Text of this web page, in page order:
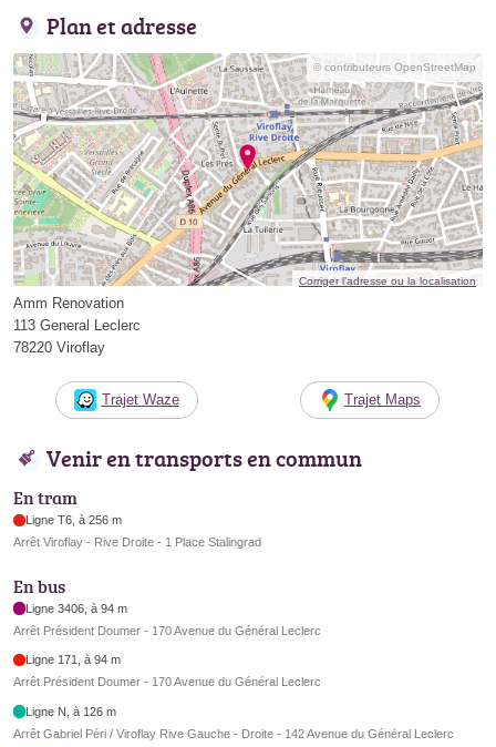
Plan et adresse
© contributeurs OpenStreetMap
Corriger l’adresse ou la localisation
Amm Renovation
113 General Leclerc
78220 Viroflay
Trajet Waze Trajet Maps
Venir en transports en commun
En tram
Ligne T6, à 256 m
Arrêt Viroflay - Rive Droite - 1 Place Stalingrad
En bus
Ligne 3406, à 94 m
Arrêt Président Doumer - 170 Avenue du Général Leclerc
Ligne 171, à 94 m
Arrêt Président Doumer - 170 Avenue du Général Leclerc
Ligne N, à 126 m
Arrêt Gabriel Péri / Viroflay Rive Gauche - Droite - 142 Avenue du Général Leclerc